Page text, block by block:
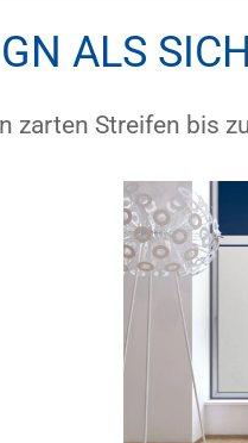
ALS
zarten Streifen bis